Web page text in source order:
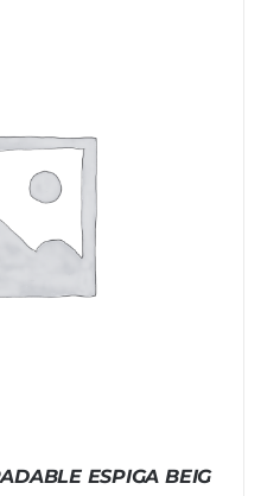
ESPIGA BEIG